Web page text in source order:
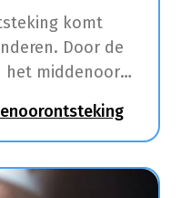
komt
Door de
het middenoor
de druk
in het